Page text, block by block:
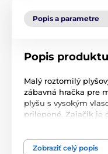
Popis a parametre
Popis produktu
Malý roztomilý
zábavná hračka pre
plyšu s vysokým
prilepené. Zajačik je
Zobraziť celý popis